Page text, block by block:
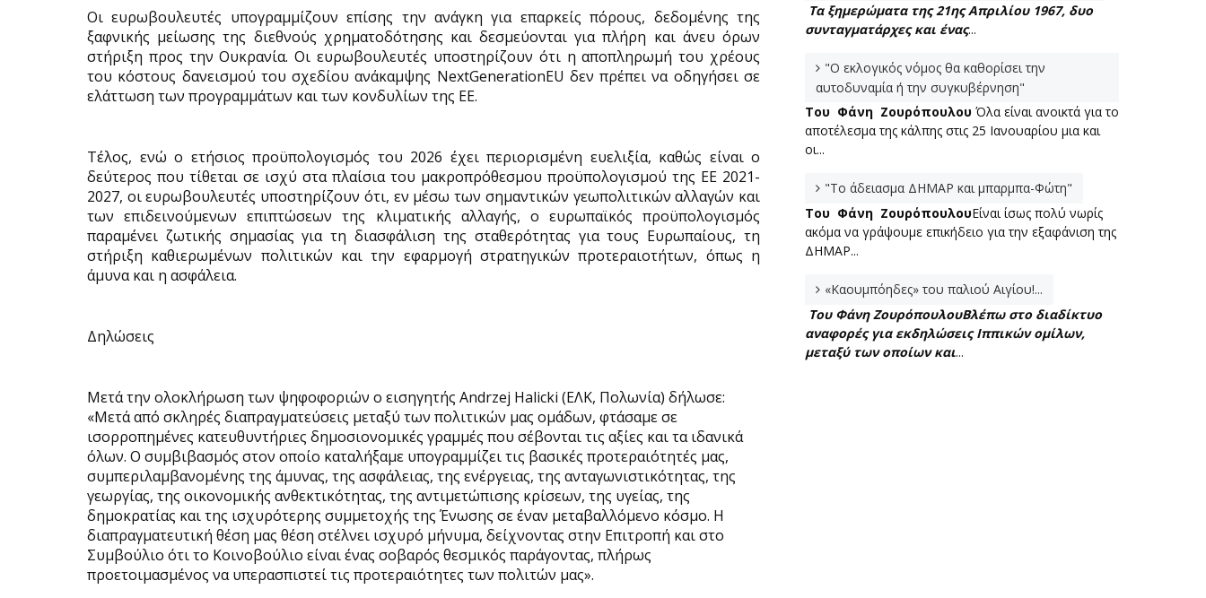
Οι ευρωβουλευτές υπογραμμίζουν επίσης την ανάγκη για επαρκείς πόρους, δεδομένης της
ξαφνικής μείωσης της διεθνούς χρηματοδότησης και δεσμεύονται για πλήρη και άνευ όρων
στήριξη προς την Ουκρανία. Οι ευρωβουλευτές υποστηρίζουν ότι η αποπληρωμή του χρέους
του κόστους δανεισμού του σχεδίου ανάκαμψης NextGenerationEU δεν πρέπει να οδηγήσει σε
ελάττωση των προγραμμάτων και των κονδυλίων της ΕΕ.
Τέλος, ενώ ο ετήσιος προϋπολογισμός του 2026 έχει περιορισμένη ευελιξία, καθώς είναι ο
δεύτερος που τίθεται σε ισχύ στα πλαίσια του μακροπρόθεσμου προϋπολογισμού της ΕΕ 2021-
2027, οι ευρωβουλευτές υποστηρίζουν ότι, εν μέσω των σημαντικών γεωπολιτικών αλλαγών και
των επιδεινούμενων επιπτώσεων της κλιματικής αλλαγής, ο ευρωπαϊκός προϋπολογισμός
παραμένει ζωτικής σημασίας για τη διασφάλιση της σταθερότητας για τους Ευρωπαίους, τη
στήριξη καθιερωμένων πολιτικών και την εφαρμογή στρατηγικών προτεραιοτήτων, όπως η
άμυνα και η ασφάλεια.
Δηλώσεις
Μετά την ολοκλήρωση των ψηφοφοριών ο εισηγητής Andrzej Halicki (ΕΛΚ, Πολωνία) δήλωσε:
«Μετά από σκληρές διαπραγματεύσεις μεταξύ των πολιτικών μας ομάδων, φτάσαμε σε
ισορροπημένες κατευθυντήριες δημοσιονομικές γραμμές που σέβονται τις αξίες και τα ιδανικά
όλων. Ο συμβιβασμός στον οποίο καταλήξαμε υπογραμμίζει τις βασικές προτεραιότητές μας,
συμπεριλαμβανομένης της άμυνας, της ασφάλειας, της ενέργειας, της ανταγωνιστικότητας, της
γεωργίας, της οικονομικής ανθεκτικότητας, της αντιμετώπισης κρίσεων, της υγείας, της
δημοκρατίας και της ισχυρότερης συμμετοχής της Ένωσης σε έναν μεταβαλλόμενο κόσμο. Η
διαπραγματευτική θέση μας θέση στέλνει ισχυρό μήνυμα, δείχνοντας στην Επιτροπή και στο
Συμβούλιο ότι το Κοινοβούλιο είναι ένας σοβαρός θεσμικός παράγοντας, πλήρως
προετοιμασμένος να υπερασπιστεί τις προτεραιότητες των πολιτών μας».
Τα ξημερώματα της 21ης Απριλίου 1967, δυο
συνταγματάρχες και ένας...
"Ο εκλογικός νόμος θα καθορίσει την
αυτοδυναμία ή την συγκυβέρνηση"
Του Φάνη Ζουρόπουλου Όλα είναι ανοικτά για το
αποτέλεσμα της κάλπης στις 25 Ιανουαρίου μια και
οι...
"Το άδειασμα ΔΗΜΑΡ και μπαρμπα-Φώτη"
Του Φάνη ΖουρόπουλουΕίναι ίσως πολύ νωρίς
ακόμα να γράψουμε επικήδειο για την εξαφάνιση της
ΔΗΜΑΡ...
«Καουμπόηδες» του παλιού Αιγίου!...
Του Φάνη ΖουρόπουλουΒλέπω στο διαδίκτυο
αναφορές για εκδηλώσεις Ιππικών ομίλων,
μεταξύ των οποίων και...